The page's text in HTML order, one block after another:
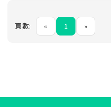
頁數: « 1 »